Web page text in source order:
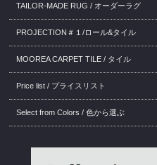
TAILOR-MADE RUG / オーダーラグ
PROJECTION＃１/ロール&タイル
MOOREA CARPET TILE / タイル
Price list / プライスリスト
Select from Colors / 色から選ぶ